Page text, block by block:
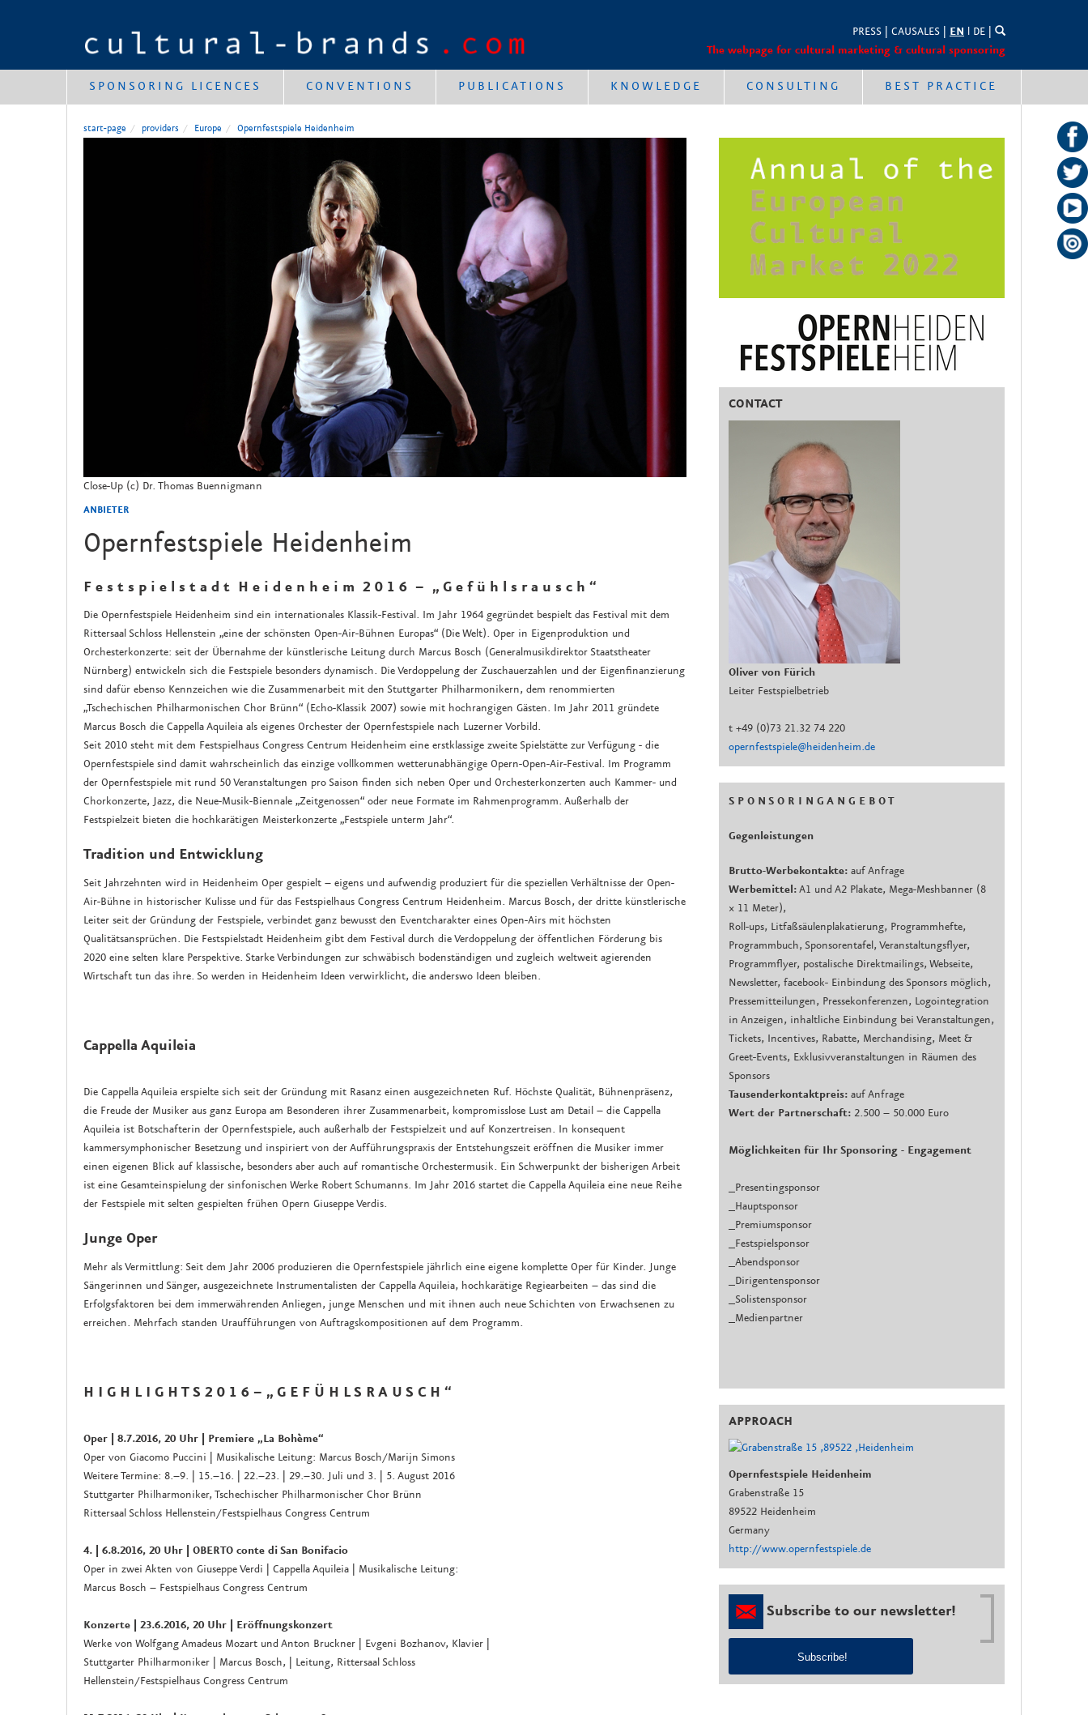
PRESS CAUSALES EN DE
The webpage for cultural marketing & cultural sponsoring
SPONSORING LICENCES CONVENTIONS PUBLICATIONS KNOWLEDGE CONSULTING BEST PRACTICE
start-page providers Europe Opernfestspiele Heidenheim
Close-Up (c) Dr. Thomas Buennigmann
ANBIETER
Opernfestspiele Heidenheim
F e s t s p i e l s t a d t H e i d e n h e i m 2 0 1 6 – „ G e f ü h l s r a u s c h “
Die Opernfestspiele Heidenheim sind ein internationales Klassik-Festival. Im Jahr 1964 gegründet bespielt das Festival mit dem
Rittersaal Schloss Hellenstein „eine der schönsten Open-Air-Bühnen Europas“ (Die Welt). Oper in Eigenproduktion und
Orchesterkonzerte: seit der Übernahme der künstlerische Leitung durch Marcus Bosch (Generalmusikdirektor Staatstheater
Nürnberg) entwickeln sich die Festspiele besonders dynamisch. Die Verdoppelung der Zuschauerzahlen und der Eigenfinanzierung
sind dafür ebenso Kennzeichen wie die Zusammenarbeit mit den Stuttgarter Philharmonikern, dem renommierten
„Tschechischen Philharmonischen Chor Brünn“ (Echo-Klassik 2007) sowie mit hochrangigen Gästen. Im Jahr 2011 gründete
Marcus Bosch die Cappella Aquileia als eigenes Orchester der Opernfestspiele nach Luzerner Vorbild.
Seit 2010 steht mit dem Festspielhaus Congress Centrum Heidenheim eine erstklassige zweite Spielstätte zur Verfügung - die
Opernfestspiele sind damit wahrscheinlich das einzige vollkommen wetterunabhängige Opern-Open-Air-Festival. Im Programm
der Opernfestspiele mit rund 50 Veranstaltungen pro Saison finden sich neben Oper und Orchesterkonzerten auch Kammer- und
Chorkonzerte, Jazz, die Neue-Musik-Biennale „Zeitgenossen“ oder neue Formate im Rahmenprogramm. Außerhalb der
Festspielzeit bieten die hochkarätigen Meisterkonzerte „Festspiele unterm Jahr“.
Tradition und Entwicklung
Seit Jahrzehnten wird in Heidenheim Oper gespielt – eigens und aufwendig produziert für die speziellen Verhältnisse der Open-
Air-Bühne in historischer Kulisse und für das Festspielhaus Congress Centrum Heidenheim. Marcus Bosch, der dritte künstlerische
Leiter seit der Gründung der Festspiele, verbindet ganz bewusst den Eventcharakter eines Open-Airs mit höchsten
Qualitätsansprüchen. Die Festspielstadt Heidenheim gibt dem Festival durch die Verdoppelung der öffentlichen Förderung bis
2020 eine selten klare Perspektive. Starke Verbindungen zur schwäbisch bodenständigen und zugleich weltweit agierenden
Wirtschaft tun das ihre. So werden in Heidenheim Ideen verwirklicht, die anderswo Ideen bleiben.
Cappella Aquileia
Die Cappella Aquileia erspielte sich seit der Gründung mit Rasanz einen ausgezeichneten Ruf. Höchste Qualität, Bühnenpräsenz,
die Freude der Musiker aus ganz Europa am Besonderen ihrer Zusammenarbeit, kompromisslose Lust am Detail – die Cappella
Aquileia ist Botschafterin der Opernfestspiele, auch außerhalb der Festspielzeit und auf Konzertreisen. In konsequent
kammersymphonischer Besetzung und inspiriert von der Aufführungspraxis der Entstehungszeit eröffnen die Musiker immer
einen eigenen Blick auf klassische, besonders aber auch auf romantische Orchestermusik. Ein Schwerpunkt der bisherigen Arbeit
ist eine Gesamteinspielung der sinfonischen Werke Robert Schumanns. Im Jahr 2016 startet die Cappella Aquileia eine neue Reihe
der Festspiele mit selten gespielten frühen Opern Giuseppe Verdis.
Junge Oper
Mehr als Vermittlung: Seit dem Jahr 2006 produzieren die Opernfestspiele jährlich eine eigene komplette Oper für Kinder. Junge
Sängerinnen und Sänger, ausgezeichnete Instrumentalisten der Cappella Aquileia, hochkarätige Regiearbeiten – das sind die
Erfolgsfaktoren bei dem immerwährenden Anliegen, junge Menschen und mit ihnen auch neue Schichten von Erwachsenen zu
erreichen. Mehrfach standen Uraufführungen von Auftragskompositionen auf dem Programm.
H I G H L I G H T S 2 0 1 6 – „ G E F Ü H L S R A U S C H “
Oper | 8.7.2016, 20 Uhr | Premiere „La Bohème“
Oper von Giacomo Puccini | Musikalische Leitung: Marcus Bosch/Marijn Simons
Weitere Termine: 8.–9. | 15.–16. | 22.–23. | 29.–30. Juli und 3. | 5. August 2016
Stuttgarter Philharmoniker, Tschechischer Philharmonischer Chor Brünn
Rittersaal Schloss Hellenstein/Festspielhaus Congress Centrum
4. | 6.8.2016, 20 Uhr | OBERTO conte di San Bonifacio
Oper in zwei Akten von Giuseppe Verdi | Cappella Aquileia | Musikalische Leitung:
Marcus Bosch – Festspielhaus Congress Centrum
Konzerte | 23.6.2016, 20 Uhr | Eröffnungskonzert
Werke von Wolfgang Amadeus Mozart und Anton Bruckner | Evgeni Bozhanov, Klavier |
Stuttgarter Philharmoniker | Marcus Bosch, | Leitung, Rittersaal Schloss
Hellenstein/Festspielhaus Congress Centrum
CONTACT
Oliver von Fürich
Leiter Festspielbetrieb
t +49 (0)73 21.32 74 220
opernfestspiele@heidenheim.de
S P O N S O R I N G A N G E B O T
Gegenleistungen
Brutto-Werbekontakte: auf Anfrage
Werbemittel:A1 und A2 Plakate, Mega-Meshbanner (8
× 11 Meter),
Roll-ups, Litfaßsäulenplakatierung, Programmhefte,
Programmbuch, Sponsorentafel, Veranstaltungsflyer,
Programmflyer, postalische Direktmailings, Webseite,
Newsletter, facebook- Einbindung des Sponsors möglich,
Pressemitteilungen, Pressekonferenzen, Logointegration
in Anzeigen, inhaltliche Einbindung bei Veranstaltungen,
Tickets, Incentives, Rabatte, Merchandising, Meet &
Greet-Events, Exklusivveranstaltungen in Räumen des
Sponsors
Tausenderkontaktpreis: auf Anfrage
Wert der Partnerschaft: 2.500 – 50.000 Euro
Möglichkeiten für Ihr Sponsoring - Engagement
_Presentingsponsor
_Hauptsponsor
_Premiumsponsor
_Festspielsponsor
_Abendsponsor
_Dirigentensponsor
_Solistensponsor
_Medienpartner
APPROACH
Opernfestspiele Heidenheim
Grabenstraße 15
89522 Heidenheim
Germany
http://www.opernfestspiele.de
Subscribe to our newsletter!
Subscribe!